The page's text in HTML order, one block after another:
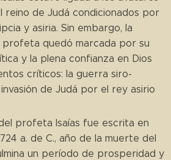
reino de Judá condicionados por
y asiria. Sin embargo, la
profeta quedó marcada por su
y la plena confianza en Dios
críticos: la guerra siro-
de Judá por el rey asirio
profeta Isaías fue escrita en
a. de C., año de la muerte del
un período de prosperidad y